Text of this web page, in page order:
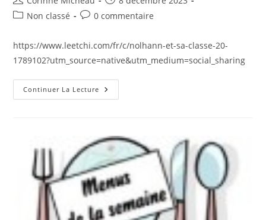
de
publiée :
PostNon classé
Commentaires
la
publication :
0 commentaire
https://www.leetchi.com/fr/c/nolhann-et-sa-classe-20-
1789102?utm_source=native&utm_medium=social_sharing
Continuer La Lecture Message
D’un